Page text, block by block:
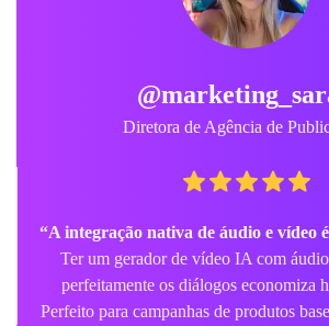
Diretora de Agência de
“A integração nativa de áudio e vídeo
Ter um gerador de vídeo IA com
perfeitamente os diálogos economiza
Perfeito para campanhas de produtos